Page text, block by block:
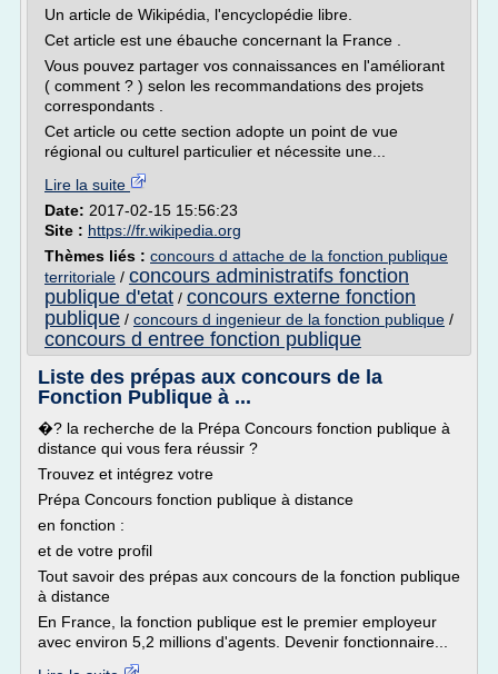
Un article de Wikipédia, l'encyclopédie libre.
Cet article est une ébauche concernant la France .
Vous pouvez partager vos connaissances en l'améliorant
( comment ? ) selon les recommandations des projets
correspondants .
Cet article ou cette section adopte un point de vue
régional ou culturel particulier et nécessite une...
Lire la suite
Date: 2017-02-15 15:56:23
Site : https://fr.wikipedia.org
Thèmes liés : concours d attache de la fonction publique
territoriale / concours administratifs fonction
publique d'etat / concours externe fonction
publique / concours d ingenieur de la fonction publique /
concours d entree fonction publique
Liste des prépas aux concours de la
Fonction Publique à ...
�? la recherche de la Prépa Concours fonction publique à
distance qui vous fera réussir ?
Trouvez et intégrez votre
Prépa Concours fonction publique à distance
en fonction :
et de votre profil
Tout savoir des prépas aux concours de la fonction publique
à distance
En France, la fonction publique est le premier employeur
avec environ 5,2 millions d'agents. Devenir fonctionnaire...